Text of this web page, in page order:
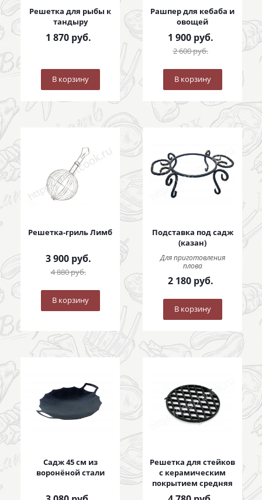
Решетка для рыбы к
тандыру
1 870руб.
В корзину
Рашпер для кебаба и
овощей
1 900руб.
2 600руб.
В корзину
Решетка-гриль Лимб
3 900руб.
4 880руб.
В корзину
Подставка под садж
(казан)
Для приготовления
плова
2 180руб.
В корзину
Садж 45 см из
воронёной стали
Решетка для стейков
с керамическим
покрытием средняя